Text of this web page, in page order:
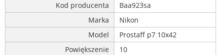
Kod producenta
Baa923sa
Marka
Nikon
Model
Prostaff p7 10x42
Powiększenie
10